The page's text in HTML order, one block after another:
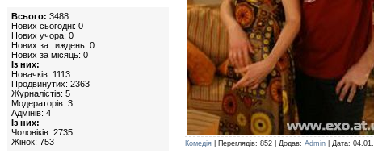
Всього: 3488
Нових сьогодні: 0
Нових учора: 0
Нових за тиждень: 0
Нових за місяць: 0
Із них:
Новачків: 1113
Продвинутих: 2363
Журналістів: 5
Модераторів: 3
Адмінів: 4
Із них:
Чоловіків: 2735
Жінок: 753
Комедія | Переглядів: 852 | Додав: Admin | Дата: